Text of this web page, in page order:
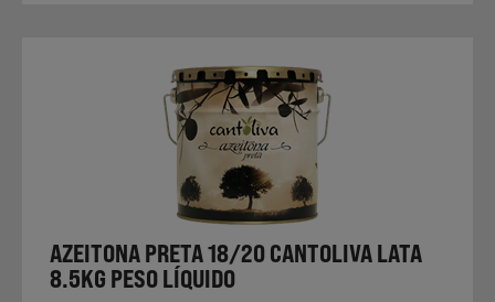
AZEITONA PRETA 18/20 CANTOLIVA LATA
8.5KG PESO LÍQUIDO